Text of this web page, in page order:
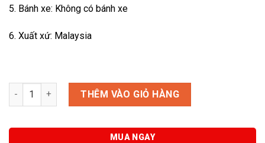
5. Bánh xe: Không có bánh xe
6. Xuất xứ: Malaysia
Ghế VARION II 01 số lượngTHÊM VÀO GIỎ HÀNG
MUA NGAY